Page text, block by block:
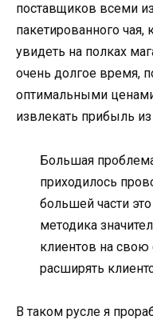
поставщиков всеми
пакетированного
увидеть на полках
очень долгое время,
оптимальными
извлекать прибыль
Большая
приходилось
большей части
методика
клиентов на свою
расширять
В таком русле я